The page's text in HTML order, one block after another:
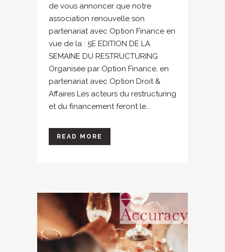
de vous annoncer que notre
association renouvelle son
partenariat avec Option Finance en
vue de la : 5E EDITION DE LA
SEMAINE DU RESTRUCTURING
Organisée par Option Finance, en
partenariat avec Option Droit &
Affaires Les acteurs du restructuring
et du financement feront le...
READ MORE